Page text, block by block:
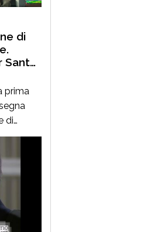
di
Santo
prima
di
al 19
del
Piazza